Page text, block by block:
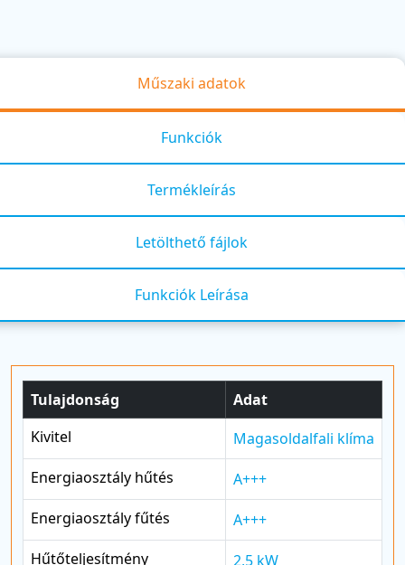
Műszaki adatok
Funkciók
Termékleírás
Letölthető fájlok
Funkciók Leírása
Tulajdonság
Adat
Kivitel
Magasoldalfali klíma
Energiaosztály hűtés
A+++
Energiaosztály fűtés
A+++
Hűtőteljesítmény
2,5 kW